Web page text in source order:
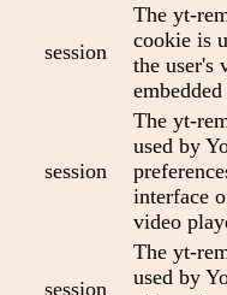
session
The yt-
cookie is
the user's
session
The yt-
used by
interface
video
session
The yt-
used by